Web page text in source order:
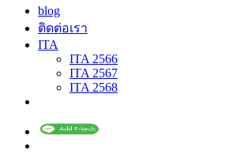
blog
ติดต่อเรา
ITA
ITA 2566
ITA 2567
ITA 2568